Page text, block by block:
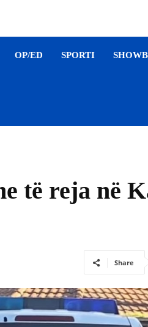
OP/ED SPORTI
të reja në
Share